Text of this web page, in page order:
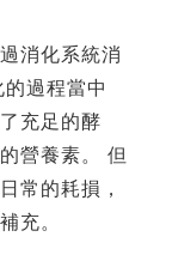
消化系統消
過程當中
充足的酵
營養素。 但
常的耗損，
充。